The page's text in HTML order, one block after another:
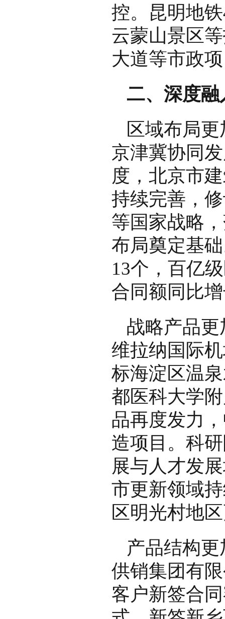
控。昆明地
云蒙山景区
大道等市政
二、深度
区域布局
京津冀协同
度，北京市
持续完善，
等国家战略
布局奠定基
13个，百亿
合同额同比
战略产品
维拉纳国际
标海淀区温
都医科大学
品再度发力
造项目。科
展与人才发
市更新领域
区明光村地
产品结构
供销集团有
客户新签合